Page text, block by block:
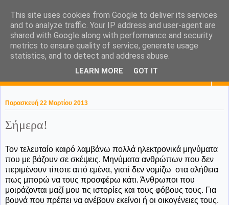
KaPa. Me without you...tea
without a biscuit!
Παρασκευή 22 Μαρτίου 2013
Σήμερα!
Τον τελευταίο καιρό λαμβάνω πολλά ηλεκτρονικά μηνύματα
που με βάζουν σε σκέψεις. Μηνύματα ανθρώπων που δεν
περιμένουν τίποτε από εμένα, γιατί δεν νομίζω στα αλήθεια
πως μπορώ να τους προσφέρω κάτι. Άνθρωποι που
μοιράζονται μαζί μου τις ιστορίες και τους φόβους τους. Για
βουνά που πρέπει να ανέβουν εκείνοι ή οι οικογένειες τους.
This site uses cookies from Google to deliver its services
and to analyze traffic. Your IP address and user-agent are
shared with Google along with performance and security
metrics to ensure quality of service, generate usage
statistics, and to detect and address abuse.
LEARN MORE GOT IT